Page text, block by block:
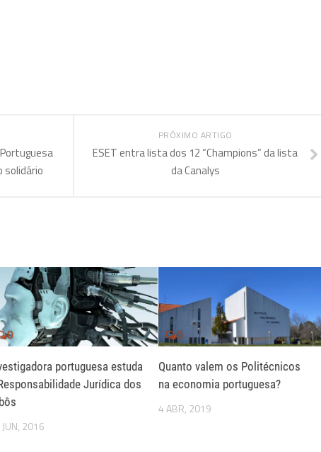
PRÓXIMO ARTIGO
ESET entra lista dos 12 “Champions” da lista
da Canalys
solidário
0
portuguesa estuda
Jurídica dos
2016
0
Quanto valem os Politécnicos
na economia portuguesa?
4 ABR, 2019